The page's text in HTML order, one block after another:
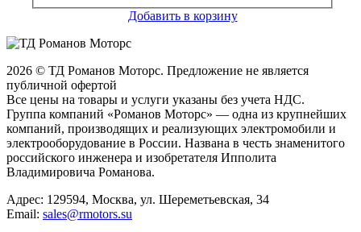
Добавить в корзину
2026 © ТД Романов Моторс. Предложение не является
публичной офертой
Все цены на товары и услуги указаны без учета НДС.
Группа компаний «Романов Моторс» — одна из крупнейших
компаний, производящих и реализующих электромобили и
электрооборудование в России. Названа в честь знаменитого
российского инженера и изобретателя Ипполита
Владимировича Романова.
Адрес: 129594, Москва, ул. Шереметьевская, 34
Email: sales@rmotors.su